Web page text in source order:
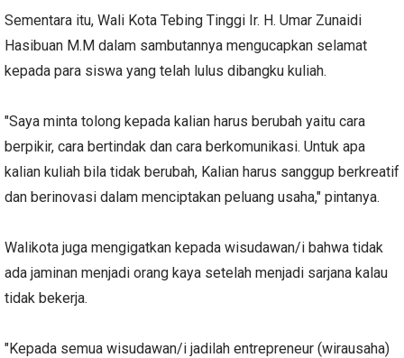
Sementara itu, Wali Kota Tebing Tinggi Ir. H. Umar Zunaidi
Hasibuan M.M dalam sambutannya mengucapkan selamat
kepada para siswa yang telah lulus dibangku kuliah.
"Saya minta tolong kepada kalian harus berubah yaitu cara
berpikir, cara bertindak dan cara berkomunikasi. Untuk apa
kalian kuliah bila tidak berubah, Kalian harus sanggup berkreatif
dan berinovasi dalam menciptakan peluang usaha," pintanya.
Walikota juga mengigatkan kepada wisudawan/i bahwa tidak
ada jaminan menjadi orang kaya setelah menjadi sarjana kalau
tidak bekerja.
"Kepada semua wisudawan/i jadilah entrepreneur (wirausaha)